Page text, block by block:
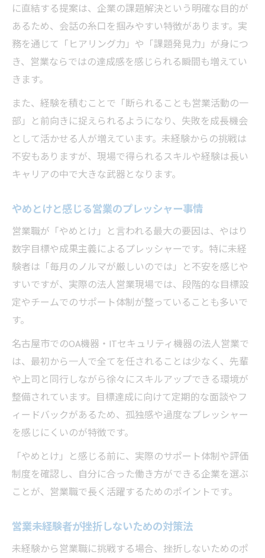
に直結する提案は、企業の課題解決という明確な目的が
あるため、会話の糸口を掴みやすい特徴があります。実
務を通じて「ヒアリング力」や「課題発見力」が身につ
き、営業ならではの達成感を感じられる瞬間も増えてい
きます。
また、経験を積むことで「断られることも営業活動の一
部」と前向きに捉えられるようになり、失敗を成長機会
として活かせる人が増えています。未経験からの挑戦は
不安もありますが、現場で得られるスキルや経験は長い
キャリアの中で大きな武器となります。
やめとけと感じる営業のプレッシャー事情
営業職が「やめとけ」と言われる最大の要因は、やはり
数字目標や成果主義によるプレッシャーです。特に未経
験者は「毎月のノルマが厳しいのでは」と不安を感じや
すいですが、実際の法人営業現場では、段階的な目標設
定やチームでのサポート体制が整っていることも多いで
す。
名古屋市でのOA機器・ITセキュリティ機器の法人営業で
は、最初から一人で全てを任されることは少なく、先輩
や上司と同行しながら徐々にスキルアップできる環境が
整備されています。目標達成に向けて定期的な面談やフ
ィードバックがあるため、孤独感や過度なプレッシャー
を感じにくいのが特徴です。
「やめとけ」と感じる前に、実際のサポート体制や評価
制度を確認し、自分に合った働き方ができる企業を選ぶ
ことが、営業職で長く活躍するためのポイントです。
営業未経験者が挫折しないための対策法
未経験から営業職に挑戦する場合、挫折しないためのポ